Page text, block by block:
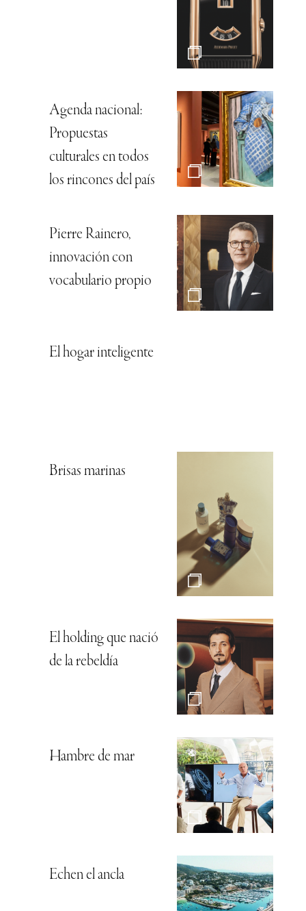
Agenda nacional:
Propuestas
culturales en todos
los rincones del país
Pierre Rainero,
innovación con
vocabulario propio
El hogar inteligente
Brisas marinas
El holding que nació
de la rebeldía
Hambre de mar
Echen el ancla